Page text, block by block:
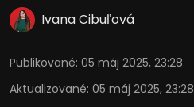
Ivana Cibuľová
Publikované: 05 máj 2025, 23:28
Aktualizované: 05 máj 2025, 23:28